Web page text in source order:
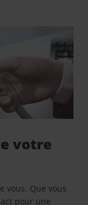
votre
vous. Que vous
pour une